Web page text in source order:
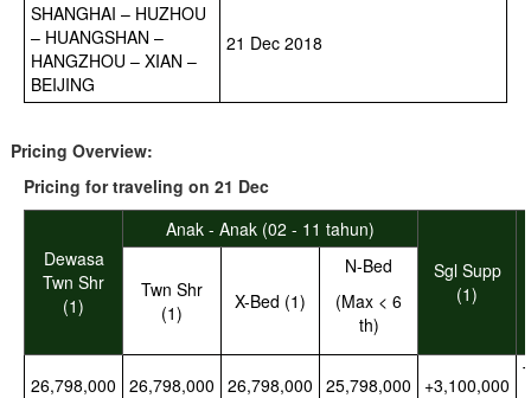
SHANGHAI – HUZHOU
– HUANGSHAN –
HANGZHOU – XIAN –
BEIJING
21 Dec 2018
Pricing Overview:
Pricing for traveling on 21 Dec
Dewasa
Twn Shr
(1)
Anak - Anak (02 - 11 tahun)
Sgl Supp
(1)
Twn Shr
(1)
X-Bed (1)
N-Bed
(Max < 6
th)
26,798,000 26,798,000 26,798,000 25,798,000 +3,100,000